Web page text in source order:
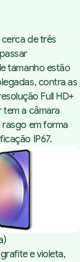
de três
tamanho estão
contra as
Full HD+
tem a câmara
rasgo em forma
IP67.
e violeta,